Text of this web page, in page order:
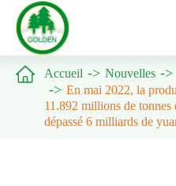
 Accueil Nouvelles
En mai 2022, la
11.892 millions de tonnes
dépassé 6 milliards de